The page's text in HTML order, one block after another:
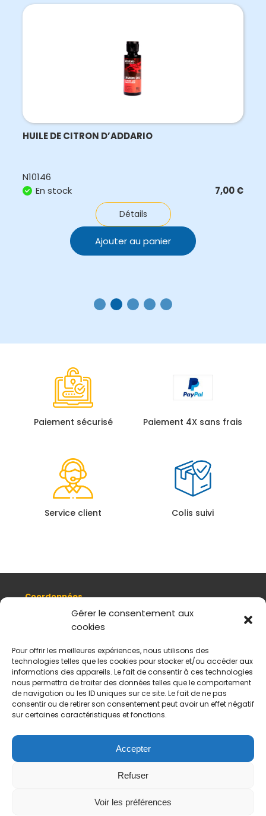
Gérer le consentement aux
cookies
Pour offrir les meilleures expériences, nous utilisons des
technologies telles que les cookies pour stocker et/ou accéder aux
informations des appareils. Le fait de consentir à ces technologies
nous permettra de traiter des données telles que le comportement
de navigation ou les ID uniques sur ce site. Le fait de ne pas
consentir ou de retirer son consentement peut avoir un effet négatif
sur certaines caractéristiques et fonctions.
Accepter
Refuser
Voir les préférences
HUILE DE CITRON D’ADDARIO
N10146
En stock
7,00€
Détails
Ajouter au panier
Paiement sécurisé Paiement 4X sans frais
Service client Colis suivi
Coordonnées
8, quai Romain Rolland 69005 Lyon
+ 33 (0)4 78 42 55 04
Plan d'accès
Mentions légales
Politique de données personnelles
CGV
Horaires d’ouverture
Du mardi au samedi :
Fermé le dimanche et le lundi